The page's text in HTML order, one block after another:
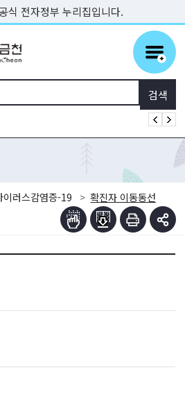
문 바로가기
식 전자정부 누리집입니다.
이러스감염증-19 확진자 이동동선